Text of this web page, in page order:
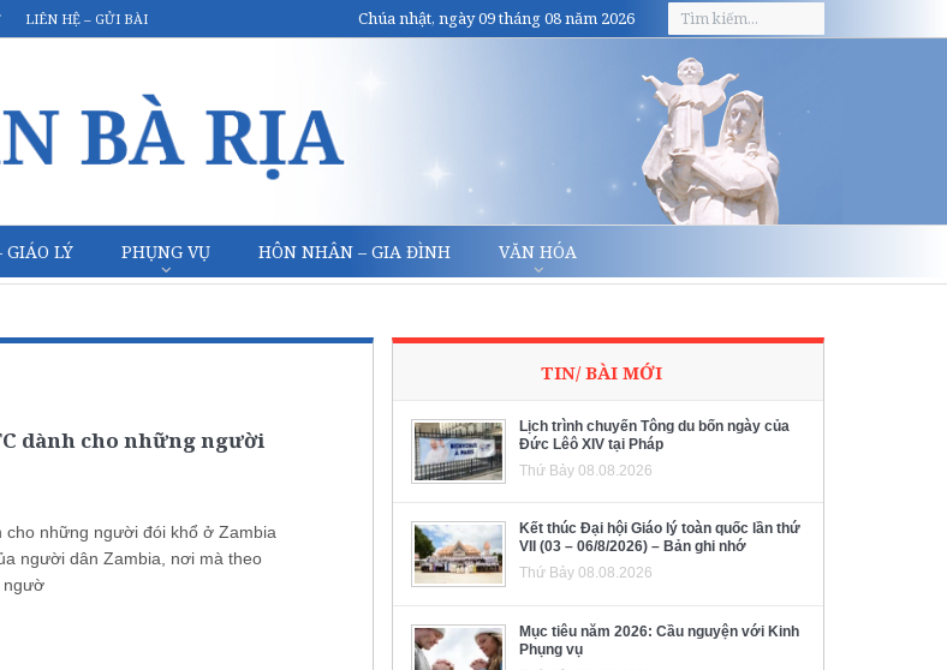
LIÊN HỆ – GỬI BÀI Chúa nhật, ngày 09 tháng 08 năm 2026
LÝ PHỤNG VỤ HÔN NHÂN – GIA ĐÌNH VĂN HÓA
dành cho những người
những người đói khổ ở Zambia
người dân Zambia, nơi mà theo
ngườ
TIN/ BÀI MỚI
Lịch trình chuyến Tông du bốn ngày của
Đức Lêô XIV tại Pháp
Thứ Bảy 08.08.2026
Kết thúc Đại hội Giáo lý toàn quốc lần thứ
VII (03 – 06/8/2026) – Bản ghi nhớ
Thứ Bảy 08.08.2026
Mục tiêu năm 2026: Cầu nguyện với Kinh
Phụng vụ